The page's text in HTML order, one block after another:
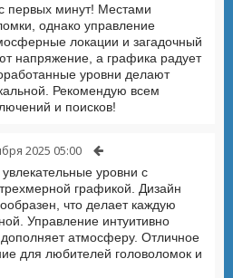
первых минут! Местами
однако управление
локации и загадочный
напряжение, а графика радует
уровни делают
Рекомендую всем
и поисков!
2025 05:00
уровни с
графикой. Дизайн
что делает каждую
Управление интуитивно
дополняет атмосферу. Отличное
для любителей головоломок и